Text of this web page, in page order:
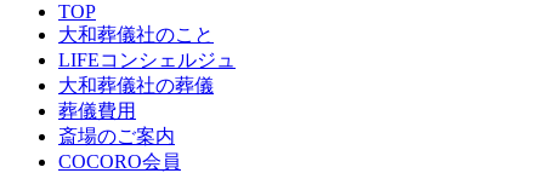
TOP
大和葬儀社のこと
LIFEコンシェルジュ
大和葬儀社の葬儀
葬儀費用
斎場のご案内
COCORO会員